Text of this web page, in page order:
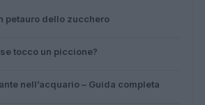
petauro dello zucchero
tocco un piccione?
nell’acquario – Guida completa